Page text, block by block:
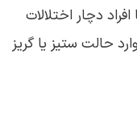
دچار اختلالات
حالت ستیز یا گریز